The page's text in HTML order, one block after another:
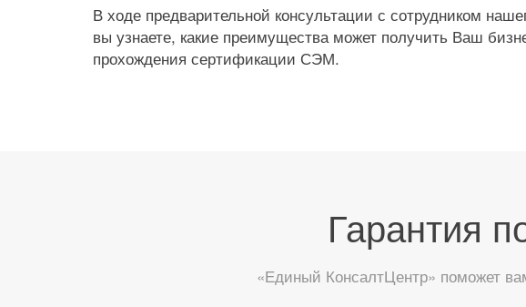
В ходе предварительной консультации с сотрудником
вы узнаете, какие преимущества может получить Ваш
прохождения сертификации СЭМ.
Гарантия
«Единый КонсалтЦентр» поможет